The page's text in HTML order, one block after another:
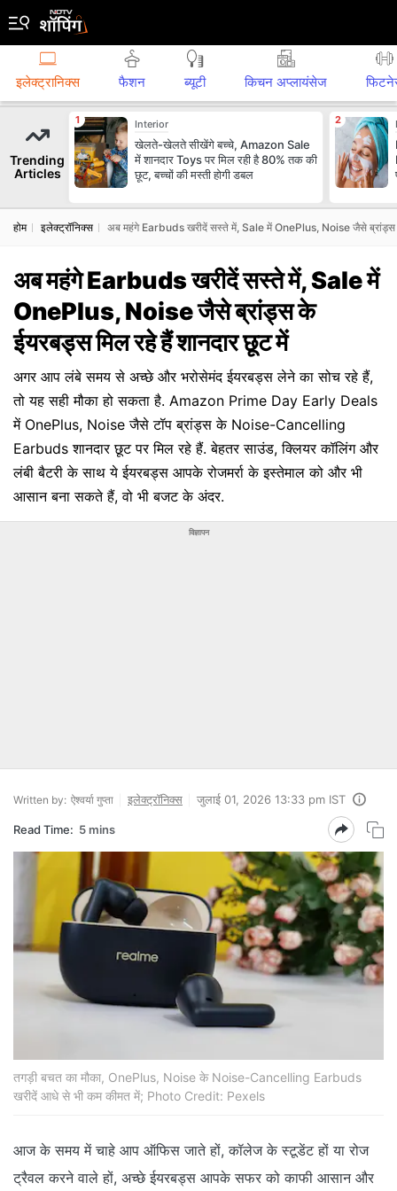
इलेक्ट्रानिक्स फैशन ब्‍यूटी किचन अप्लायंसेज
Trending
Articles
Interior
खेलते-खेलते सीखेंगे बच्चे, Amazon Sale
में शानदार Toys पर मिल रही है 80% तक की
छूट, बच्चों की मस्ती होगी डबल
होम इलेक्ट्रॉनिक्स अब महंगे Earbuds खरीदें सस्ते में, Sale में OnePlus, Noise जैसे ब्रांड्स
अब महंगे Earbuds खरीदें सस्ते में, Sale में
OnePlus, Noise जैसे ब्रांड्स के
ईयरबड्स मिल रहे हैं शानदार छूट में
अगर आप लंबे समय से अच्छे और भरोसेमंद ईयरबड्स लेने का सोच रहे हैं,
तो यह सही मौका हो सकता है. Amazon Prime Day Early Deals
में OnePlus, Noise जैसे टॉप ब्रांड्स के Noise-Cancelling
Earbuds शानदार छूट पर मिल रहे हैं. बेहतर साउंड, क्लियर कॉलिंग और
लंबी बैटरी के साथ ये ईयरबड्स आपके रोजमर्रा के इस्तेमाल को और भी
आसान बना सकते हैं, वो भी बजट के अंदर.
विज्ञापन
Written by: ऐश्वर्या गुप्ता इलेक्ट्रॉनिक्स जुलाई 01, 2026 13:33 pm IST
Read Time: 5 mins
तगड़ी बचत का मौका, OnePlus, Noise के Noise-Cancelling Earbuds
खरीदें आधे से भी कम कीमत में; Photo Credit: Pexels
आज के समय में चाहे आप ऑफिस जाते हों, कॉलेज के स्टूडेंट हों या रोज
ट्रैवल करने वाले हों, अच्छे ईयरबड्स आपके सफर को काफी आसान और